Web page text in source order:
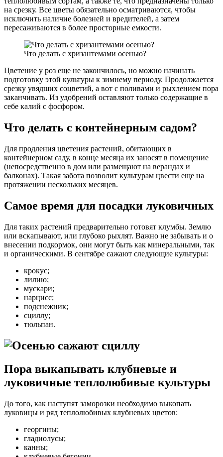
на срезку. Все цветы обязательно осматриваются, чтобы
исключить наличие болезней и вредителей, а затем
пересаживаются в более просторные емкости.
Что делать с хризантемами осенью?
Цветение у роз еще не закончилось, но можно начинать
подготовку этой культуры к зимнему периоду. Продолжается
срезку увядших соцветий, а вот с поливами и рыхлением пора
заканчивать. Из удобрений оставляют только содержащие в
себе калий с фосфором.
Что делать с контейнерным садом?
Для продления цветения растений, обитающих в
контейнерном саду, в конце месяца их заносят в помещение
(непосредственно в дом или размещают на верандах и
балконах). Такая забота позволит культурам цвести еще на
протяжении нескольких месяцев.
Самое время для посадки луковичных
Для таких растений предварительно готовят клумбы. Землю
или вскапывают, или глубоко рыхлят. Важно не забывать и о
внесении подкормок, они могут быть как минеральными, так
и органическими. В сентябре сажают следующие культуры:
крокус;
лилию;
мускари;
нарцисс;
подснежник;
сциллу;
тюльпан.
Пора выкапывать клубневые и
луковичные теплолюбивые культуры
До того, как наступят заморозки необходимо выкопать
луковицы и ряд теплолюбивых клубневых цветов:
георгины;
гладиолусы;
канны;